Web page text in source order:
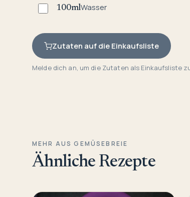
100mlWasser
Zutaten auf die Einkaufsliste
Melde dich an, um die Zutaten als Einkaufsliste
MEHR AUS GEMÜSEBREIE
Ähnliche Rezepte